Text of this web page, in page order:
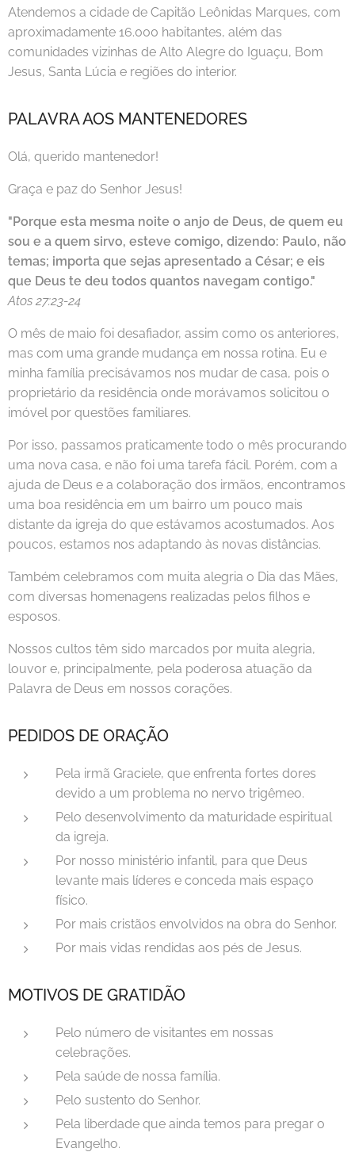
Atendemos a cidade de Capitão Leônidas Marques, com
aproximadamente 16.000 habitantes, além das
comunidades vizinhas de Alto Alegre do Iguaçu, Bom
Jesus, Santa Lúcia e regiões do interior.
PALAVRA AOS MANTENEDORES
Olá, querido mantenedor!
Graça e paz do Senhor Jesus!
"Porque esta mesma noite o anjo de Deus, de quem eu
sou e a quem sirvo, esteve comigo, dizendo: Paulo, não
temas; importa que sejas apresentado a César; e eis
que Deus te deu todos quantos navegam contigo."
Atos 27:23-24
O mês de maio foi desafiador, assim como os anteriores,
mas com uma grande mudança em nossa rotina. Eu e
minha família precisávamos nos mudar de casa, pois o
proprietário da residência onde morávamos solicitou o
imóvel por questões familiares.
Por isso, passamos praticamente todo o mês procurando
uma nova casa, e não foi uma tarefa fácil. Porém, com a
ajuda de Deus e a colaboração dos irmãos, encontramos
uma boa residência em um bairro um pouco mais
distante da igreja do que estávamos acostumados. Aos
poucos, estamos nos adaptando às novas distâncias.
Também celebramos com muita alegria o Dia das Mães,
com diversas homenagens realizadas pelos filhos e
esposos.
Nossos cultos têm sido marcados por muita alegria,
louvor e, principalmente, pela poderosa atuação da
Palavra de Deus em nossos corações.
PEDIDOS DE ORAÇÃO
Pela irmã Graciele, que enfrenta fortes dores
devido a um problema no nervo trigêmeo.
Pelo desenvolvimento da maturidade espiritual
da igreja.
Por nosso ministério infantil, para que Deus
levante mais líderes e conceda mais espaço
físico.
Por mais cristãos envolvidos na obra do Senhor.
Por mais vidas rendidas aos pés de Jesus.
MOTIVOS DE GRATIDÃO
Pelo número de visitantes em nossas
celebrações.
Pela saúde de nossa família.
Pelo sustento do Senhor.
Pela liberdade que ainda temos para pregar o
Evangelho.